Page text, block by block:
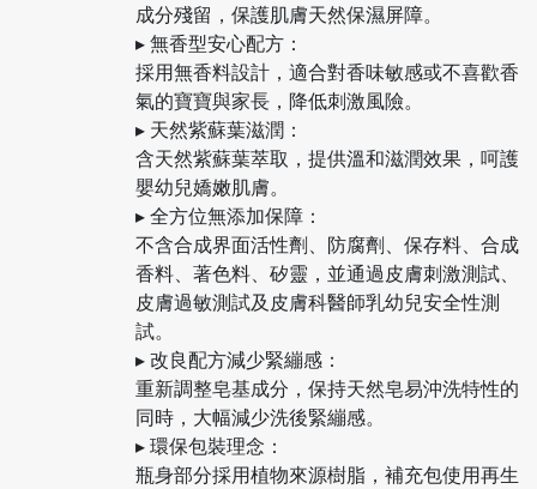
成分殘留，保護肌膚天然保濕屏障。
▸ 無香型安心配方：
採用無香料設計，適合對香味敏感或不喜歡香
氣的寶寶與家長，降低刺激風險。
▸ 天然紫蘇葉滋潤：
含天然紫蘇葉萃取，提供溫和滋潤效果，呵護
嬰幼兒嬌嫩肌膚。
▸ 全方位無添加保障：
不含合成界面活性劑、防腐劑、保存料、合成
香料、著色料、矽靈，並通過皮膚刺激測試、
皮膚過敏測試及皮膚科醫師乳幼兒安全性測
試。
▸ 改良配方減少緊繃感：
重新調整皂基成分，保持天然皂易沖洗特性的
同時，大幅減少洗後緊繃感。
▸ 環保包裝理念：
瓶身部分採用植物來源樹脂，補充包使用再生